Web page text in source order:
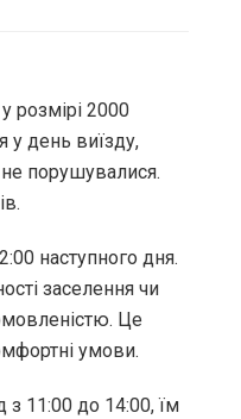
розмірі 2000
у день виїзду,
порушувалися.
наступного дня.
заселення чи
Це
умови.
з 11:00 до 14:00, їм